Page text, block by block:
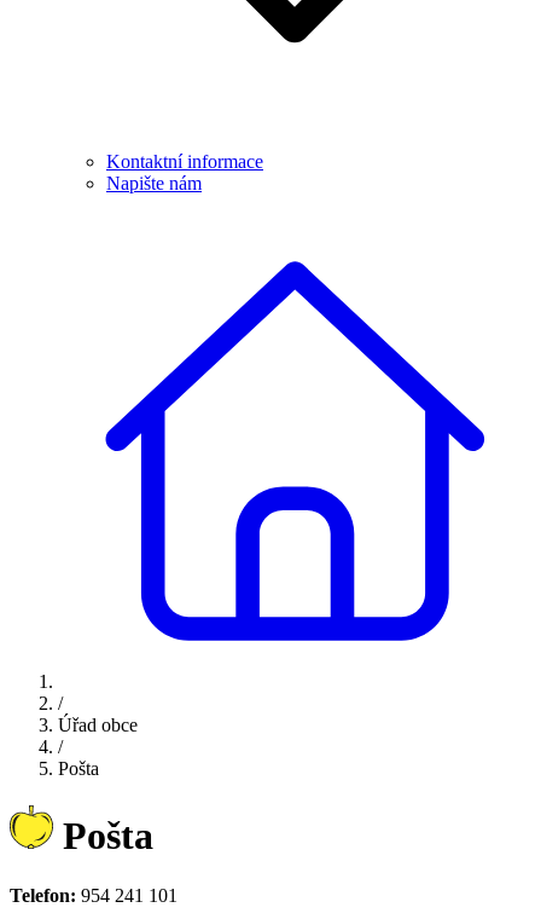
Kontaktní informace
Napište nám
/
Úřad obce
/
Pošta
Pošta
Telefon: 954 241 101